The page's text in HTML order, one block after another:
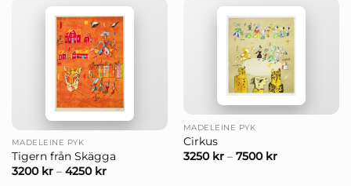
MADELEINE PYK
Tigern från Skägga
3200 kr– 4250 kr
MADELEINE PYK
Cirkus
3250 kr– 7500 kr